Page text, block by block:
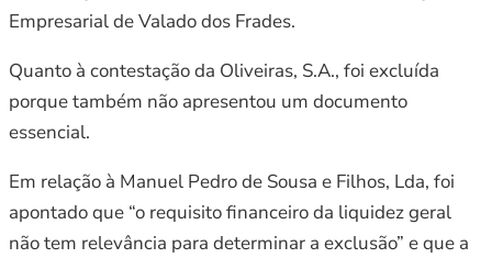
Empresarial de Valado dos Frades.
Quanto à contestação da Oliveiras, S.A., foi excluída
porque também não apresentou um documento
essencial.
Em relação à Manuel Pedro de Sousa e Filhos, Lda, foi
apontado que “o requisito financeiro da liquidez geral
não tem relevância para determinar a exclusão” e que a